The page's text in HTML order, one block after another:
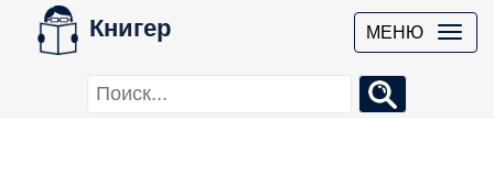
Книгер МЕНЮ